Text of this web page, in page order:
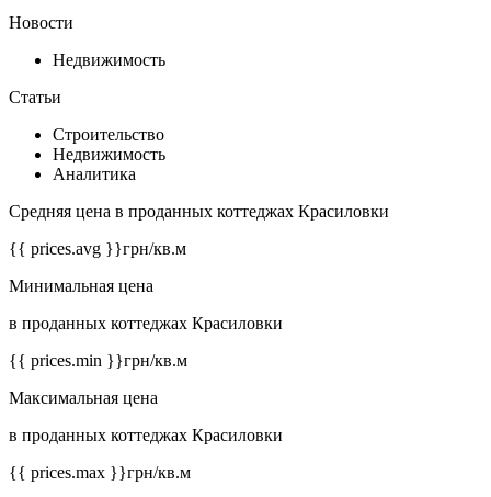
Новости
Недвижимость
Статьи
Строительство
Недвижимость
Аналитика
Средняя цена в проданных коттеджах Красиловки
{{ prices.avg }}грн/кв.м
Минимальная цена
в проданных коттеджах Красиловки
{{ prices.min }}грн/кв.м
Максимальная цена
в проданных коттеджах Красиловки
{{ prices.max }}грн/кв.м